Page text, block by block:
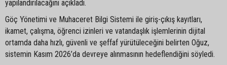
yapılandırılacağını açıkladı.
Göç Yönetimi ve Muhaceret Bilgi Sistemi ile giriş-çıkış kayıtları,
ikamet, çalışma, öğrenci izinleri ve vatandaşlık işlemlerinin dijital
ortamda daha hızlı, güvenli ve şeffaf yürütüleceğini belirten Oğuz,
sistemin Kasım 2026’da devreye alınmasının hedeflendiğini söyledi.